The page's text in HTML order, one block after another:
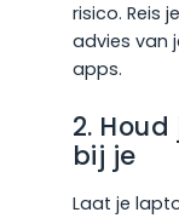
risico. Reis
advies van
apps.
2.
bij je
Laat je